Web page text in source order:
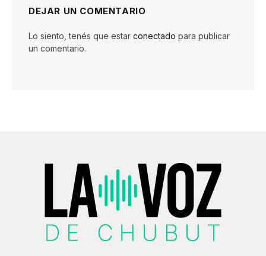
DEJAR UN COMENTARIO
Lo siento, tenés que estar conectado para publicar
un comentario.